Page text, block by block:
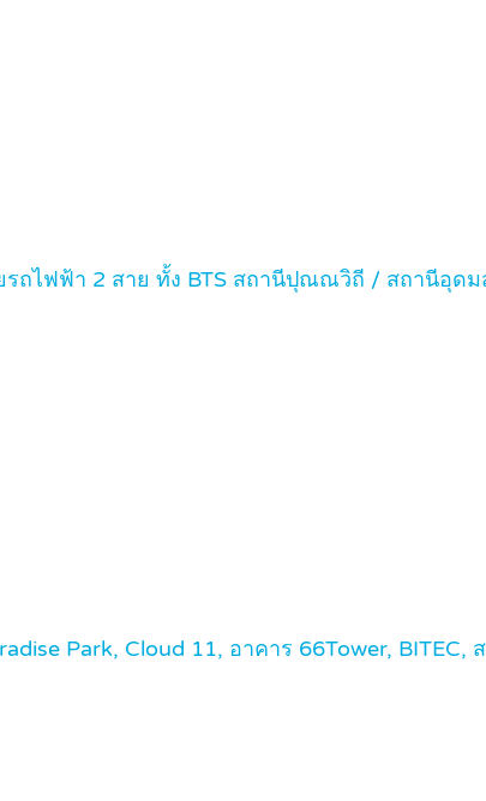
รถไฟฟ้า 2 สาย ทั้ง BTS สถานีปุณณวิถี / สถานีอุด
Park, Cloud 11, อาคาร 66Tower, BITEC,